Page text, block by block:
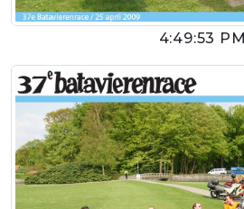
4:49:53 PM